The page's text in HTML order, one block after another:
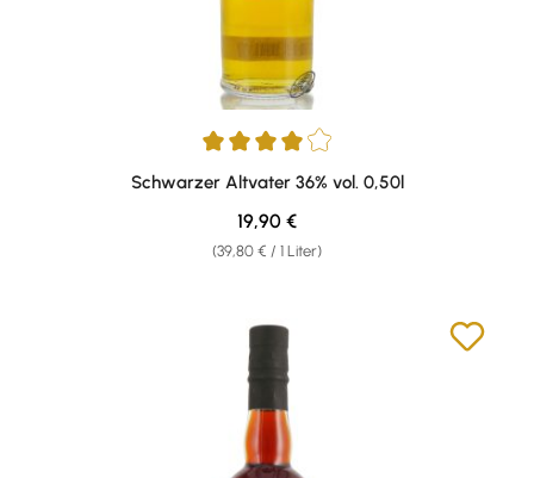
Durchschnittliche Bewertung von 4 von 5 Sternen
Schwarzer Altvater 36% vol. 0,50l
(39,80 € / 1 Liter)
Regulärer Preis:
19,90 €